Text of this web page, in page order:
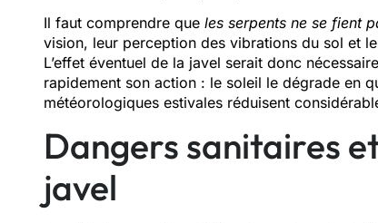
Il faut comprendre que les serpents ne se fient
vision, leur perception des vibrations du sol et
L’effet éventuel de la javel serait donc
rapidement son action : le soleil le dégrade en
météorologiques estivales réduisent
Dangers sanitaires
javel